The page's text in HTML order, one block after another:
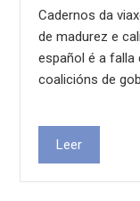
Cadernos da
de madurez e
español é a falla
coalicións de
Leer